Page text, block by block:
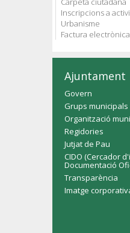
Inscripcions a
Urbanisme
Factura electrònica
Ajuntament
Govern
Grups municipals
Organització
Regidories
Jutjat de Pau
CIDO (Cercador
Documentació
Transparència
Imatge